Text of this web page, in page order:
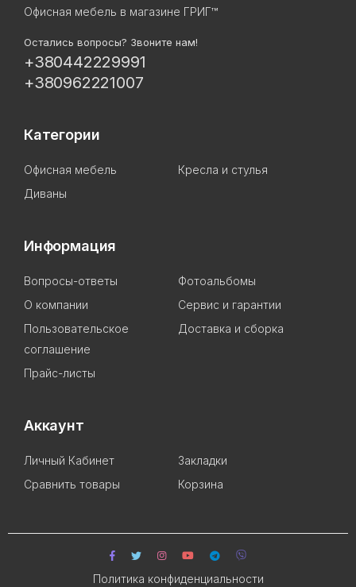
Офисная мебель в магазине ГРИГ™
Остались вопросы? Звоните нам!
+380442229991
+380962221007
Категории
Офисная мебель
Кресла и стулья
Диваны
Информация
Вопросы-ответы
Фотоальбомы
О компании
Сервис и гарантии
Пользовательское
соглашение
Доставка и сборка
Прайс-листы
Аккаунт
Личный Кабинет
Закладки
Сравнить товары
Корзина
Политика конфиденциальности